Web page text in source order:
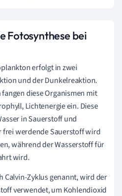
Fotosynthese bei
erfolgt in zwei
und der Dunkelreaktion.
diese Organismen mit
Lichtenergie ein. Diese
in Sauerstoff und
frei werdende Sauerstoff wird
während der Wasserstoff für
wird.
Calvin-Zyklus genannt, wird der
verwendet, um Kohlendioxid